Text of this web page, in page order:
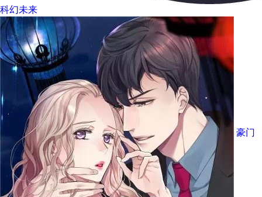
科幻未来
豪门